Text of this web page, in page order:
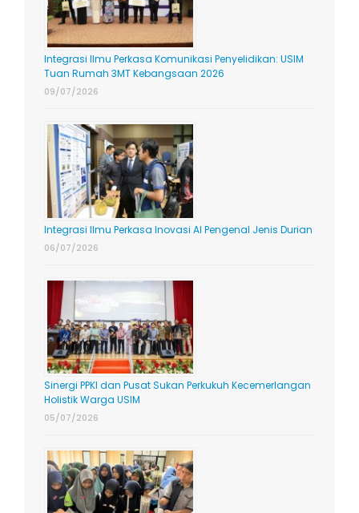
Integrasi Ilmu Perkasa Komunikasi Penyelidikan: USIM
Tuan Rumah 3MT Kebangsaan 2026
09/07/2026
Integrasi Ilmu Perkasa Inovasi AI Pengenal Jenis Durian
06/07/2026
Sinergi PPKI dan Pusat Sukan Perkukuh Kecemerlangan
Holistik Warga USIM
05/07/2026